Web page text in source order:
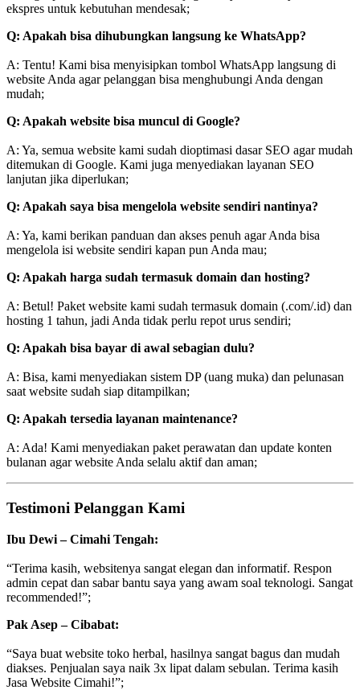
ekspres untuk kebutuhan mendesak;
Q: Apakah bisa dihubungkan langsung ke WhatsApp?
A: Tentu! Kami bisa menyisipkan tombol WhatsApp langsung di
website Anda agar pelanggan bisa menghubungi Anda dengan
mudah;
Q: Apakah website bisa muncul di Google?
A: Ya, semua website kami sudah dioptimasi dasar SEO agar mudah
ditemukan di Google. Kami juga menyediakan layanan SEO
lanjutan jika diperlukan;
Q: Apakah saya bisa mengelola website sendiri nantinya?
A: Ya, kami berikan panduan dan akses penuh agar Anda bisa
mengelola isi website sendiri kapan pun Anda mau;
Q: Apakah harga sudah termasuk domain dan hosting?
A: Betul! Paket website kami sudah termasuk domain (.com/.id) dan
hosting 1 tahun, jadi Anda tidak perlu repot urus sendiri;
Q: Apakah bisa bayar di awal sebagian dulu?
A: Bisa, kami menyediakan sistem DP (uang muka) dan pelunasan
saat website sudah siap ditampilkan;
Q: Apakah tersedia layanan maintenance?
A: Ada! Kami menyediakan paket perawatan dan update konten
bulanan agar website Anda selalu aktif dan aman;
Testimoni Pelanggan Kami
Ibu Dewi – Cimahi Tengah:
“Terima kasih, websitenya sangat elegan dan informatif. Respon
admin cepat dan sabar bantu saya yang awam soal teknologi. Sangat
recommended!”;
Pak Asep – Cibabat:
“Saya buat website toko herbal, hasilnya sangat bagus dan mudah
diakses. Penjualan saya naik 3x lipat dalam sebulan. Terima kasih
Jasa Website Cimahi!”;